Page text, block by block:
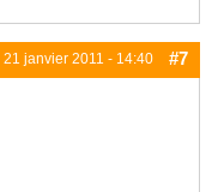
21 janvier 2011 - 14:40 #7